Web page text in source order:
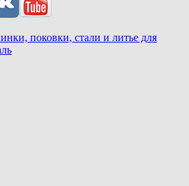
поковки, стали и литье для